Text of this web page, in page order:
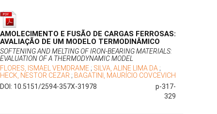
AMOLECIMENTO E FUSÃO DE CARGAS FERROSAS:
AVALIAÇÃO DE UM MODELO TERMODINÂMICO
SOFTENING AND MELTING OF IRON-BEARING MATERIALS:
EVALUATION OF A THERMODYNAMIC MODEL
FLORES, ISMAEL VEMDRAME ; SILVA, ALINE LIMA DA ;
HECK, NESTOR CEZAR ; BAGATINI, MAURÍCIO COVCEVICH
DOI: 10.5151/2594-357X-31978
p-317-
329